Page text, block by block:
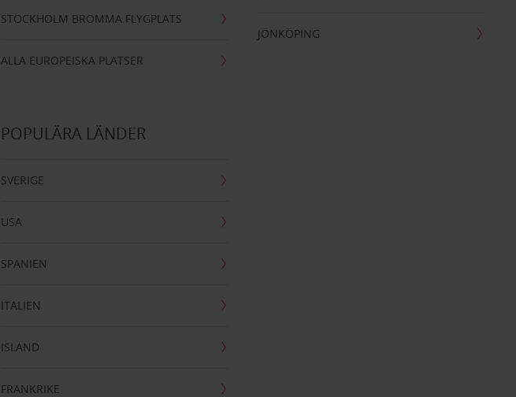
STOCKHOLM BROMMA FLYGPLATS
ALLA EUROPEISKA PLATSER
JÖNKÖPING
POPULÄRA LÄNDER
SVERIGE
USA
SPANIEN
ITALIEN
ISLAND
FRANKRIKE